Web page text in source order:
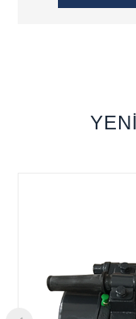
vibrator, enerji